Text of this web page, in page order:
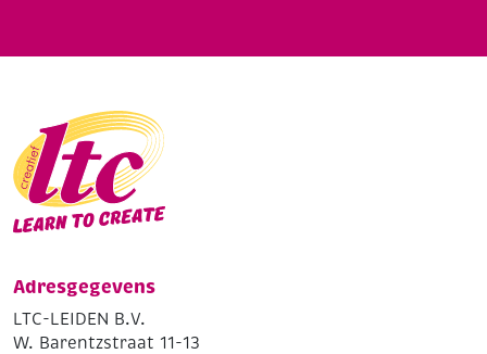
Adresgegevens
LTC-LEIDEN B.V.
W. Barentzstraat 11-13